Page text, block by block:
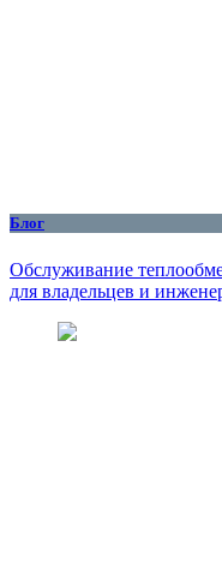
Блог
Обслуживание
для владельцев и